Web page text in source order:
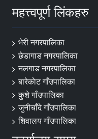
महत्त्वपूर्ण लिंकहरु
भेरी नगरपालिका
छेडागाड नगरपालिका
नलगाड नगरपालिका
बारेकाेट गाँउपालिका
कुशे गाँउपालिका
जुनीचाँदे गाँउपालिका
शिवालय गाँउपालिका